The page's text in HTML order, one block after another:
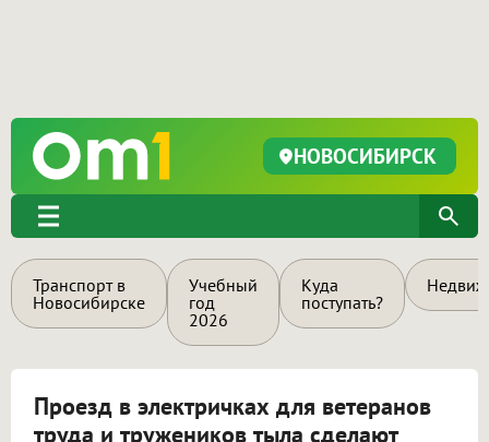
НОВОСИБИРСК
Транспорт в
Новосибирске
Учебный
год
2026
Куда
поступать?
Проезд в электричках для ветеранов
труда и тружеников тыла сделают